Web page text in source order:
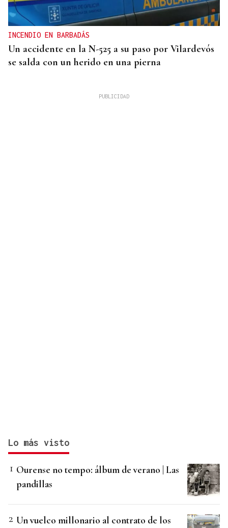
INCENDIO EN BARBADÁS
Un accidente en la N-525 a su paso por Vilardevós
se salda con un herido en una pierna
Lo más visto
Ourense no tempo: álbum de verano | Las
pandillas
Un vuelco millonario al contrato de los